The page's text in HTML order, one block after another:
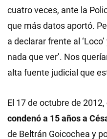
cuatro veces, ante la
que más datos aportó.
a declarar frente al
nada que ver’. Nos
alta fuente judicial que
El 17 de octubre de 2012,
condenó a 15 años a
de Beltrán Goicochea y